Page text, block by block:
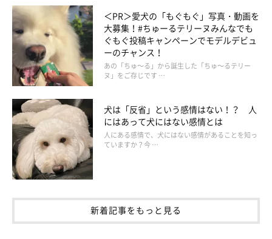
ら地球儀を回し出しました。あずきは地球儀を初めて見たのです
が、我が家に犬のおもちゃでクルクル回せばオヤツが出てくるも
のがあるので、
『あのおもちゃと同じ感じだ』と思ったのかもし
れません。
っちを見てきて可愛かったですね」
ちなみに、地球儀はいまも部屋に置いてあるそうですが、あずき
ちゃんはあの日以降は一度も回していないとのことでした。
＜PR＞愛犬の「もぐもぐ」写真・動画を
大募集！#ちゅーるテリーヌみんなでも
ぐもぐ投稿キャンペーンでモデルデビュ
ーのチャンス！
あの「ちゅ～る」から誕生した「ちゅ～るテリー
ヌ」をご存じです …
犬は「反省」という感情はない！？ 人
にはあって犬にはない感情とは
人にある感情で、犬にはない感情があることを知っ
ていますか？今 …
新着記事をもっと見る